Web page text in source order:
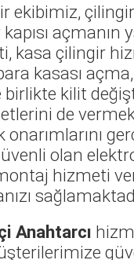
ekibimiz,
açmanın
kasa çilingir
kasası
birlikte kilit
de
onarımlarını
olan
hizmeti
Anahtarcı